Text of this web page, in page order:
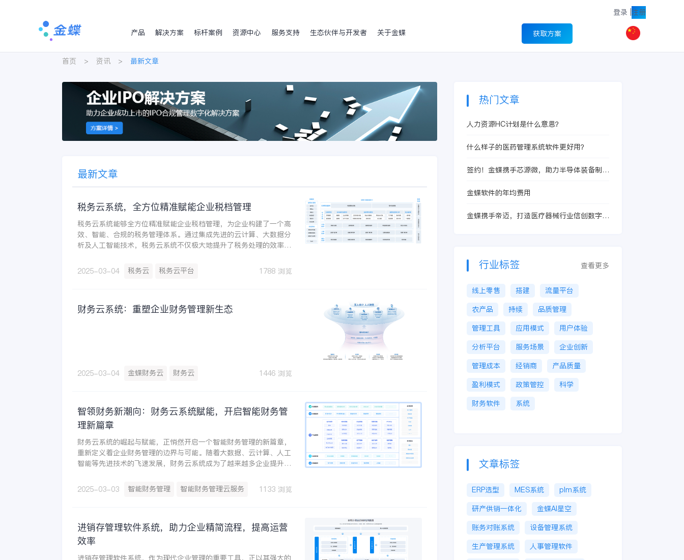
登录 注册
产品
解决方案 标杆案例 资源中心 服务支持 生态伙伴与开发者 关于金蝶 获取方案
首页 > 资讯 > 最新文章
最新文章
税务云系统，全方位精准赋能企业税档管理
税务云系统能够全方位精准赋能企业税档管理，为企业构建了一个高
效、智能、合规的税务管理体系。通过集成先进的云计算、大数据分
析及人工智能技术，税务云系统不仅极大地提升了税务处理的效率与
有力的支持，开启了企业税务管理的新篇章。新奥集团 引入金蝶云·
星瀚税务云后，集团500+公司实现自动计税，业财票税链条全流程
2025-03-04 税务云 税务云平台 1788 浏览
财务云系统：重塑企业财务管理新生态
2025-03-04 金蝶财务云 财务云 1446 浏览
智领财务新潮向：财务云系统赋能，开启智能财务管
理新篇章
财务云系统的崛起与赋能，正悄然开启一个智能财务管理的新篇章，
重新定义着企业财务管理的边界与可能。随着大数据、云计算、人工
智能等先进技术的飞速发展，财务云系统成为了越来越多企业提升财
司 引入金蝶云·星空财务云后，财务自动化达到70%，电商对账效率
2025-03-03 智能财务管理 智能财务管理云服务 1133 浏览
进销存管理软件系统，助力企业精简流程，提高运营
效率
热门文章
人力资源HC计划是什么意思？
什么样子的医药管理系统软件更好用？
签约！金蝶携手芯源微，助力半导体装备制造
金蝶软件的年均费用
金蝶携手帝迈，打造医疗器械行业信创数字化
行业标签 查看更多
线上零售 搭建
流量平台
农产品
持续
品质管理
管理工具
应用模式
用户体验
分析平台
服务场景
企业创新
管理成本
经销商
产品质量
盈利模式
政策管控
科学
财务软件
系统
文章标签
ERP选型 MES系统
plm系统
研产供销一体化
金蝶AI星空
账务对账系统
设备管理系统
生产管理系统
人事管理软件